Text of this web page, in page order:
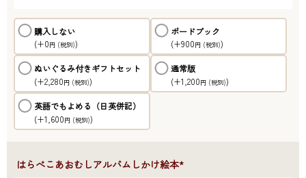
購入しない
(+0円 (税別))
ボードブック
(+900円 (税別))
ぬいぐるみ付きギフトセット
(+2,280円 (税別))
通常版
(+1,200円 (税別))
英語でもよめる（日英併記）
(+1,600円 (税別))
●はらぺこあおむしアルバムしかけ絵本*